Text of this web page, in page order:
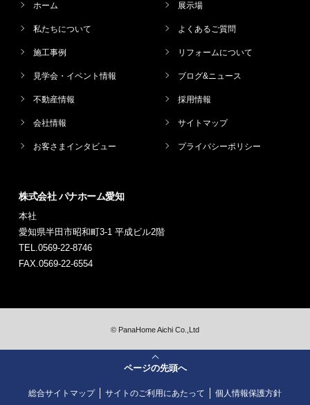
ホーム 展示場
私たちについて よくあるご質問
施工事例 リフォームについて
見学会・イベント情報 ブログ&ニュース
不動産情報 採用情報
会社情報 サイトマップ
お客さまインタビュー プライバシーポリシー
株式会社 パナホーム愛知
本社
愛知県半田市昭和町3-1 平成ビル2階
TEL.0569-22-8746
FAX.0569-22-6554
© PanaHome Aichi Co.,Ltd
ページの先頭へ
総合サイトマップ サイトのご利用にあたって 個人情報保護方針